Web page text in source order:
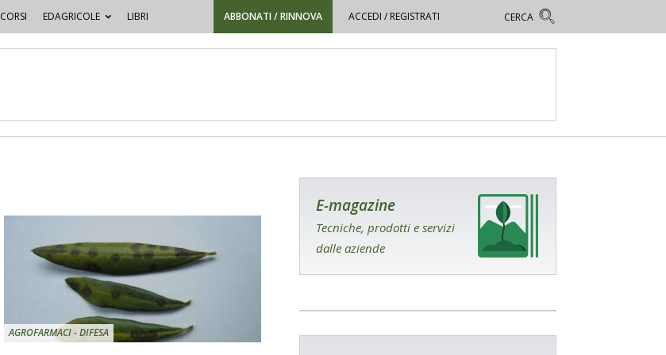
CORSI EDAGRICOLE LIBRI ABBONATI / RINNOVA ACCEDI / REGISTRATI
AGROFARMACI - DIFESA
E-magazine
Tecniche, prodotti e servizi
dalle aziende